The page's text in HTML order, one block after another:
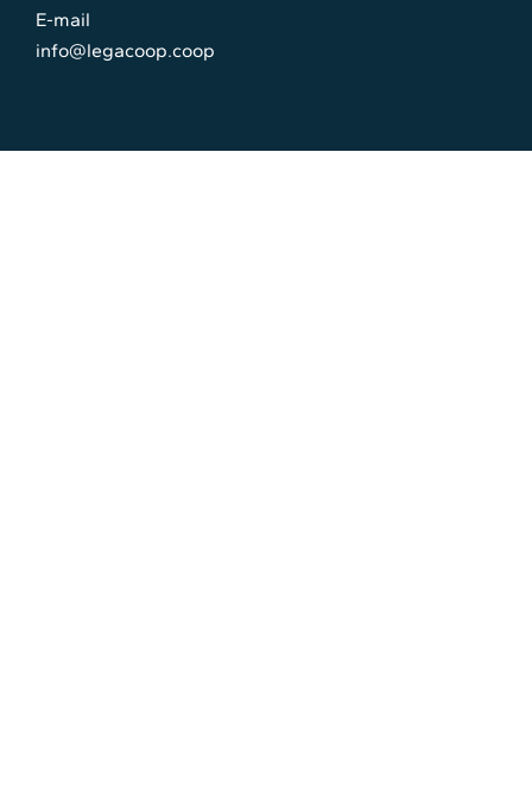
E-mail
info@legacoop.coop